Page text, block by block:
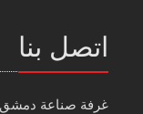
اتصل بنا
غرفة صناعة دمشق